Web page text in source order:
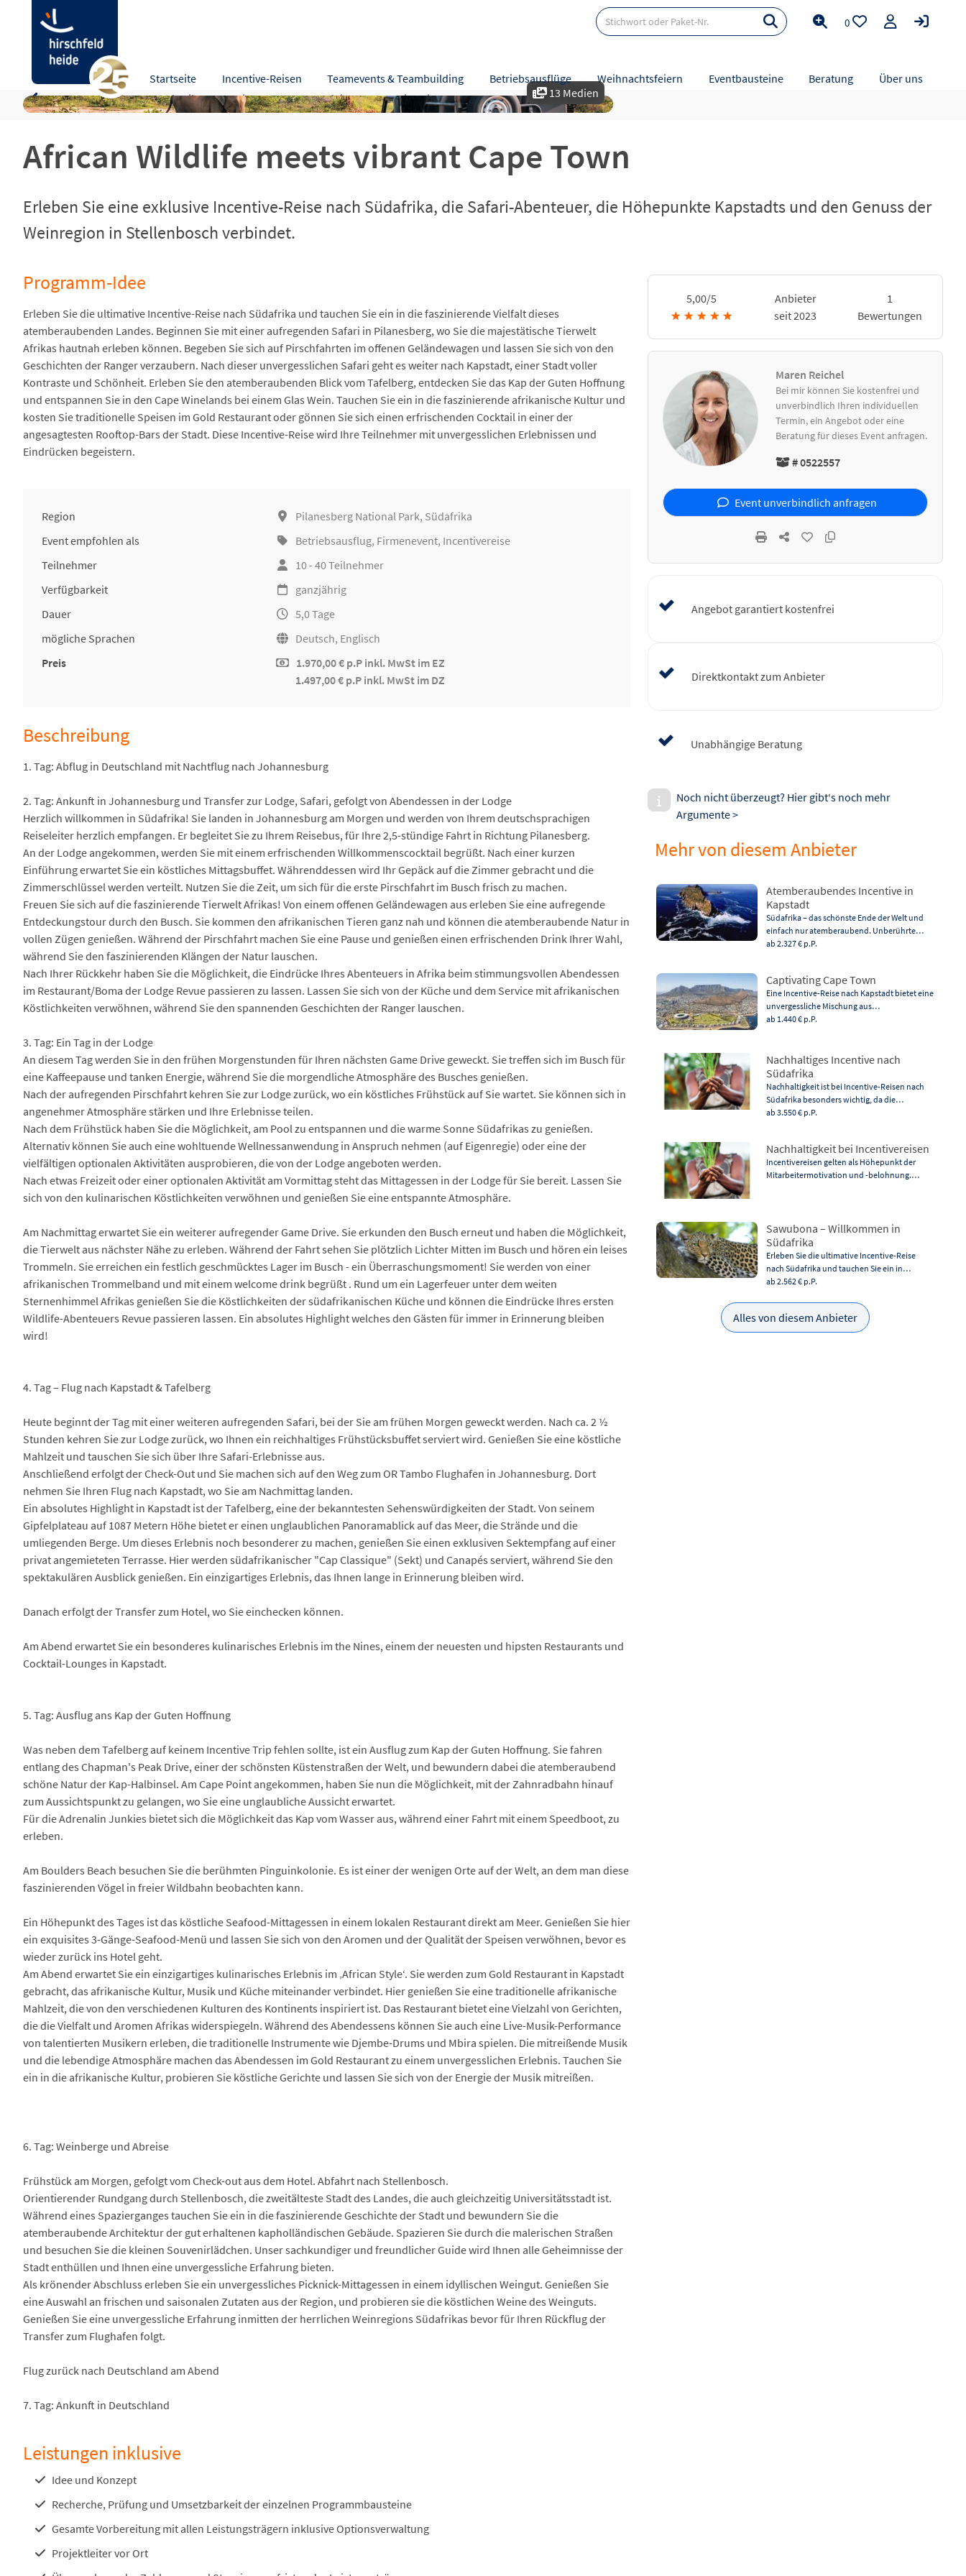
Startseite Incentive-Reisen Teamevents & Teambuilding Betriebsausflüge Weihnachtsfeiern Eventbausteine Beratung Über uns
0
13 Medien
African Wildlife meets vibrant Cape Town
Erleben Sie eine exklusive Incentive-Reise nach Südafrika, die Safari-Abenteuer, die Höhepunkte Kapstadts und den Genuss der
Weinregion in Stellenbosch verbindet.
African Wildlife meets vibrant Cape Town
Programm-Idee Beschreibung Leistungen Zusatzleistungen Hinweise Karte Bewertungen
Programm-Idee
Erleben Sie die ultimative Incentive-Reise nach Südafrika und tauchen Sie ein in die faszinierende Vielfalt dieses
atemberaubenden Landes. Beginnen Sie mit einer aufregenden Safari in Pilanesberg, wo Sie die majestätische Tierwelt
Afrikas hautnah erleben können. Begeben Sie sich auf Pirschfahrten im offenen Geländewagen und lassen Sie sich von den
Geschichten der Ranger verzaubern. Nach dieser unvergesslichen Safari geht es weiter nach Kapstadt, einer Stadt voller
Kontraste und Schönheit. Erleben Sie den atemberaubenden Blick vom Tafelberg, entdecken Sie das Kap der Guten Hoffnung
und entspannen Sie in den Cape Winelands bei einem Glas Wein. Tauchen Sie ein in die faszinierende afrikanische Kultur und
kosten Sie traditionelle Speisen im Gold Restaurant oder gönnen Sie sich einen erfrischenden Cocktail in einer der
angesagtesten Rooftop-Bars der Stadt. Diese Incentive-Reise wird Ihre Teilnehmer mit unvergesslichen Erlebnissen und
Eindrücken begeistern.
Region
Pilanesberg National Park, Südafrika
Event empfohlen als
Betriebsausflug, Firmenevent, Incentivereise
Teilnehmer
10 - 40 Teilnehmer
Verfügbarkeit
ganzjährig
Dauer
5,0 Tage
mögliche Sprachen
Deutsch, Englisch
Preis
1.970,00 € p.P inkl. MwSt im EZ
1.497,00 € p.P inkl. MwSt im DZ
Beschreibung
1. Tag: Abflug in Deutschland mit Nachtflug nach Johannesburg
2. Tag: Ankunft in Johannesburg und Transfer zur Lodge, Safari, gefolgt von Abendessen in der Lodge
Herzlich willkommen in Südafrika! Sie landen in Johannesburg am Morgen und werden von Ihrem deutschsprachigen
Reiseleiter herzlich empfangen. Er begleitet Sie zu Ihrem Reisebus, für Ihre 2,5-stündige Fahrt in Richtung Pilanesberg.
An der Lodge angekommen, werden Sie mit einem erfrischenden Willkommenscocktail begrüßt. Nach einer kurzen
Einführung erwartet Sie ein köstliches Mittagsbuffet. Währenddessen wird Ihr Gepäck auf die Zimmer gebracht und die
Zimmerschlüssel werden verteilt. Nutzen Sie die Zeit, um sich für die erste Pirschfahrt im Busch frisch zu machen.
Freuen Sie sich auf die faszinierende Tierwelt Afrikas! Von einem offenen Geländewagen aus erleben Sie eine aufregende
Entdeckungstour durch den Busch. Sie kommen den afrikanischen Tieren ganz nah und können die atemberaubende Natur in
vollen Zügen genießen. Während der Pirschfahrt machen Sie eine Pause und genießen einen erfrischenden Drink Ihrer Wahl,
während Sie den faszinierenden Klängen der Natur lauschen.
Nach Ihrer Rückkehr haben Sie die Möglichkeit, die Eindrücke Ihres Abenteuers in Afrika beim stimmungsvollen Abendessen
im Restaurant/Boma der Lodge Revue passieren zu lassen. Lassen Sie sich von der Küche und dem Service mit afrikanischen
Köstlichkeiten verwöhnen, während Sie den spannenden Geschichten der Ranger lauschen.
3. Tag: Ein Tag in der Lodge
An diesem Tag werden Sie in den frühen Morgenstunden für Ihren nächsten Game Drive geweckt. Sie treffen sich im Busch für
eine Kaffeepause und tanken Energie, während Sie die morgendliche Atmosphäre des Busches genießen.
Nach der aufregenden Pirschfahrt kehren Sie zur Lodge zurück, wo ein köstliches Frühstück auf Sie wartet. Sie können sich in
angenehmer Atmosphäre stärken und Ihre Erlebnisse teilen.
Nach dem Frühstück haben Sie die Möglichkeit, am Pool zu entspannen und die warme Sonne Südafrikas zu genießen.
Alternativ können Sie auch eine wohltuende Wellnessanwendung in Anspruch nehmen (auf Eigenregie) oder eine der
vielfältigen optionalen Aktivitäten ausprobieren, die von der Lodge angeboten werden.
Nach etwas Freizeit oder einer optionalen Aktivität am Vormittag steht das Mittagessen in der Lodge für Sie bereit. Lassen Sie
sich von den kulinarischen Köstlichkeiten verwöhnen und genießen Sie eine entspannte Atmosphäre.
Am Nachmittag erwartet Sie ein weiterer aufregender Game Drive. Sie erkunden den Busch erneut und haben die Möglichkeit,
die Tierwelt aus nächster Nähe zu erleben. Während der Fahrt sehen Sie plötzlich Lichter Mitten im Busch und hören ein leises
Trommeln. Sie erreichen ein festlich geschmücktes Lager im Busch - ein Überraschungsmoment! Sie werden von einer
afrikanischen Trommelband und mit einem welcome drink begrüßt . Rund um ein Lagerfeuer unter dem weiten
Sternenhimmel Afrikas genießen Sie die Köstlichkeiten der südafrikanischen Küche und können die Eindrücke Ihres ersten
Wildlife-Abenteuers Revue passieren lassen. Ein absolutes Highlight welches den Gästen für immer in Erinnerung bleiben
wird!
4. Tag – Flug nach Kapstadt & Tafelberg
Heute beginnt der Tag mit einer weiteren aufregenden Safari, bei der Sie am frühen Morgen geweckt werden. Nach ca. 2 ½
Stunden kehren Sie zur Lodge zurück, wo Ihnen ein reichhaltiges Frühstücksbuffet serviert wird. Genießen Sie eine köstliche
Mahlzeit und tauschen Sie sich über Ihre Safari-Erlebnisse aus.
Anschließend erfolgt der Check-Out und Sie machen sich auf den Weg zum OR Tambo Flughafen in Johannesburg. Dort
nehmen Sie Ihren Flug nach Kapstadt, wo Sie am Nachmittag landen.
Ein absolutes Highlight in Kapstadt ist der Tafelberg, eine der bekanntesten Sehenswürdigkeiten der Stadt. Von seinem
Gipfelplateau auf 1087 Metern Höhe bietet er einen unglaublichen Panoramablick auf das Meer, die Strände und die
umliegenden Berge. Um dieses Erlebnis noch besonderer zu machen, genießen Sie einen exklusiven Sektempfang auf einer
privat angemieteten Terrasse. Hier werden südafrikanischer "Cap Classique" (Sekt) und Canapés serviert, während Sie den
spektakulären Ausblick genießen. Ein einzigartiges Erlebnis, das Ihnen lange in Erinnerung bleiben wird.
Danach erfolgt der Transfer zum Hotel, wo Sie einchecken können.
Am Abend erwartet Sie ein besonderes kulinarisches Erlebnis im the Nines, einem der neuesten und hipsten Restaurants und
Cocktail-Lounges in Kapstadt.
5. Tag: Ausflug ans Kap der Guten Hoffnung
Was neben dem Tafelberg auf keinem Incentive Trip fehlen sollte, ist ein Ausflug zum Kap der Guten Hoffnung. Sie fahren
entlang des Chapman's Peak Drive, einer der schönsten Küstenstraßen der Welt, und bewundern dabei die atemberaubend
schöne Natur der Kap-Halbinsel. Am Cape Point angekommen, haben Sie nun die Möglichkeit, mit der Zahnradbahn hinauf
zum Aussichtspunkt zu gelangen, wo Sie eine unglaubliche Aussicht erwartet.
Für die Adrenalin Junkies bietet sich die Möglichkeit das Kap vom Wasser aus, während einer Fahrt mit einem Speedboot, zu
erleben.
Am Boulders Beach besuchen Sie die berühmten Pinguinkolonie. Es ist einer der wenigen Orte auf der Welt, an dem man diese
faszinierenden Vögel in freier Wildbahn beobachten kann.
Ein Höhepunkt des Tages ist das köstliche Seafood-Mittagessen in einem lokalen Restaurant direkt am Meer. Genießen Sie hier
ein exquisites 3-Gänge-Seafood-Menü und lassen Sie sich von den Aromen und der Qualität der Speisen verwöhnen, bevor es
wieder zurück ins Hotel geht.
Am Abend erwartet Sie ein einzigartiges kulinarisches Erlebnis im ‚African Style‘. Sie werden zum Gold Restaurant in Kapstadt
gebracht, das afrikanische Kultur, Musik und Küche miteinander verbindet. Hier genießen Sie eine traditionelle afrikanische
Mahlzeit, die von den verschiedenen Kulturen des Kontinents inspiriert ist. Das Restaurant bietet eine Vielzahl von Gerichten,
die die Vielfalt und Aromen Afrikas widerspiegeln. Während des Abendessens können Sie auch eine Live-Musik-Performance
von talentierten Musikern erleben, die traditionelle Instrumente wie Djembe-Drums und Mbira spielen. Die mitreißende Musik
und die lebendige Atmosphäre machen das Abendessen im Gold Restaurant zu einem unvergesslichen Erlebnis. Tauchen Sie
ein in die afrikanische Kultur, probieren Sie köstliche Gerichte und lassen Sie sich von der Energie der Musik mitreißen.
6. Tag: Weinberge und Abreise
Frühstück am Morgen, gefolgt vom Check-out aus dem Hotel. Abfahrt nach Stellenbosch.
Orientierender Rundgang durch Stellenbosch, die zweitälteste Stadt des Landes, die auch gleichzeitig Universitätsstadt ist.
Während eines Spazierganges tauchen Sie ein in die faszinierende Geschichte der Stadt und bewundern Sie die
atemberaubende Architektur der gut erhaltenen kapholländischen Gebäude. Spazieren Sie durch die malerischen Straßen
und besuchen Sie die kleinen Souvenirlädchen. Unser sachkundiger und freundlicher Guide wird Ihnen alle Geheimnisse der
Stadt enthüllen und Ihnen eine unvergessliche Erfahrung bieten.
Als krönender Abschluss erleben Sie ein unvergessliches Picknick-Mittagessen in einem idyllischen Weingut. Genießen Sie
eine Auswahl an frischen und saisonalen Zutaten aus der Region, und probieren sie die köstlichen Weine des Weinguts.
Genießen Sie eine unvergessliche Erfahrung inmitten der herrlichen Weinregions Südafrikas bevor für Ihren Rückflug der
Transfer zum Flughafen folgt.
Flug zurück nach Deutschland am Abend
7. Tag: Ankunft in Deutschland
Leistungen inklusive
Idee und Konzept
Recherche, Prüfung und Umsetzbarkeit der einzelnen Programmbausteine
Gesamte Vorbereitung mit allen Leistungsträgern inklusive Optionsverwaltung
Projektleiter vor Ort
5,00/5
★ ★ ★ ★ ★
Anbieter
seit 2023
1
Bewertungen
Maren Reichel
Bei mir können Sie kostenfrei und
unverbindlich Ihren individuellen
Termin, ein Angebot oder eine
Beratung für dieses Event anfragen.
# 0522557
Event unverbindlich anfragen
Angebot garantiert kostenfrei
Direktkontakt zum Anbieter
Unabhängige Beratung
Noch nicht überzeugt? Hier gibt‘s noch mehr
Argumente >
Mehr von diesem Anbieter
Atemberaubendes Incentive in
Kapstadt
Südafrika – das schönste Ende der Welt und
einfach nur atemberaubend. Unberührte…
ab 2.327 € p.P.
Captivating Cape Town
Eine Incentive-Reise nach Kapstadt bietet eine
unvergessliche Mischung aus…
ab 1.440 € p.P.
Nachhaltiges Incentive nach
Südafrika
Nachhaltigkeit ist bei Incentive-Reisen nach
Südafrika besonders wichtig, da die…
ab 3.550 € p.P.
Nachhaltigkeit bei Incentivereisen
Incentivereisen gelten als Höhepunkt der
Mitarbeitermotivation und -belohnung.…
Sawubona – Willkommen in
Südafrika
Erleben Sie die ultimative Incentive-Reise
nach Südafrika und tauchen Sie ein in…
ab 2.562 € p.P.
Alles von diesem Anbieter